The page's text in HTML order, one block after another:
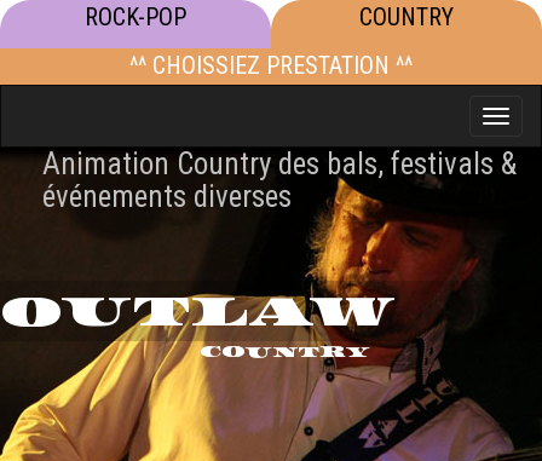
ROCK-POP
COUNTRY
^^ CHOISSIEZ PRESTATION ^^
Toggle
Animation Country des bals, festivals &
événements diverses
OUTLAW
COUNTRY